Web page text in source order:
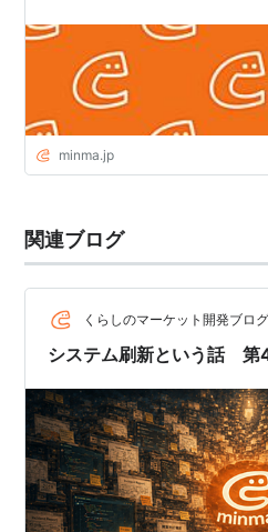
minma.jp
関連ブログ
くらしのマーケット開発ブログ
システム刷新という話 第